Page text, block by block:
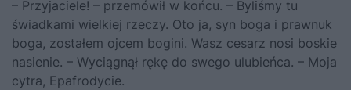
– Przyjaciele! – przemówił w końcu. – Byliśmy tu
świadkami wielkiej rzeczy. Oto ja, syn boga i prawnuk
boga, zostałem ojcem bogini. Wasz cesarz nosi boskie
nasienie. – Wyciągnął rękę do swego ulubieńca. – Moja
cytra, Epafrodycie.